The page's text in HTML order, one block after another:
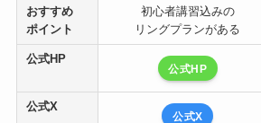
おすすめ
ポイント
初心者講習込みの
リングプランがある
公式HP
公式HP
公式X
公式X